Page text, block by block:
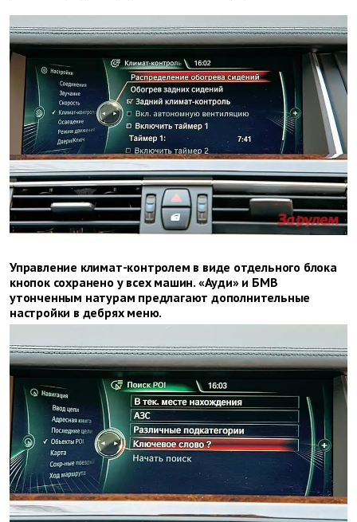
Управление климат-контролем в виде отдельного блока
кнопок сохранено у всех машин. «Ауди» и БМВ
утонченным натурам предлагают дополнительные
настройки в дебрях меню.